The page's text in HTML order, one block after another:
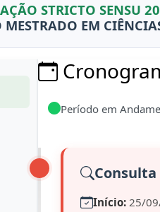
STRICTO SENSU
EM
Período em
Consulta
Início: 25/